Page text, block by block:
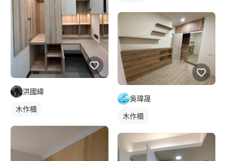
洪國緯
木作櫃
吳瑋晟
木作櫃